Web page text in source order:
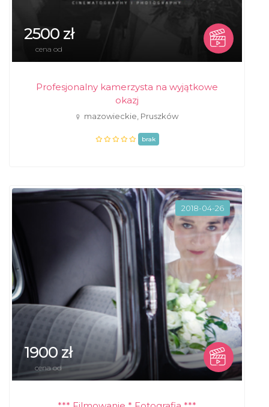
2500 zł
cena od
Profesjonalny kamerzysta na wyjątkowe
okazj
mazowieckie, Pruszków
brak
2018-04-26
1900 zł
cena od